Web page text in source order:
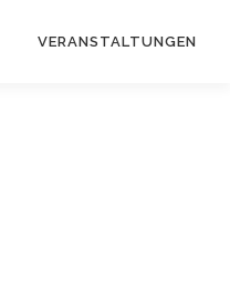
VERANSTALTUNGEN